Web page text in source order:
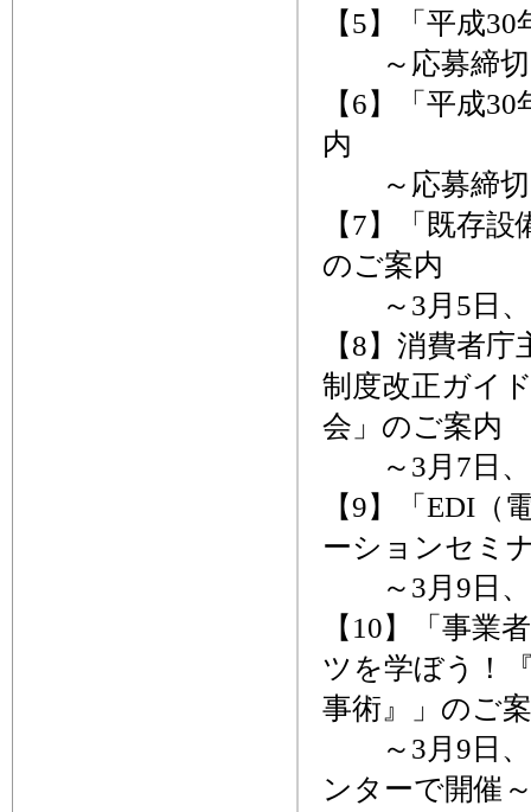
【5】「平成
～応募締切
【6】「平成
内
～応募締切
【7】「既存
のご案内
～3月5日、
【8】消費者
制度改正ガイ
会」のご案内
～3月7日、
【9】「EDI（
ーションセミ
～3月9日、
【10】「事業
ツを学ぼう！
事術』」のご
～3月9日、
ンターで開催